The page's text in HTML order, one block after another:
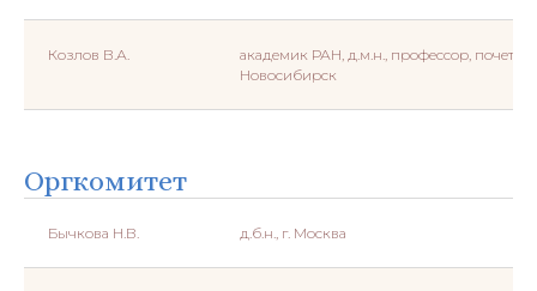
Козлов В.А.
академик РАН, д.м.н., профессор,
Новосибирск
Оргкомитет
Бычкова Н.В. д.б.н., г. Москва